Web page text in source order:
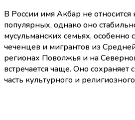
В России имя Акбар не относится
популярных, однако оно
мусульманских семьях, особенно
чеченцев и мигрантов из
регионах Поволжья и на
встречается чаще. Оно сохраняет
часть культурного и